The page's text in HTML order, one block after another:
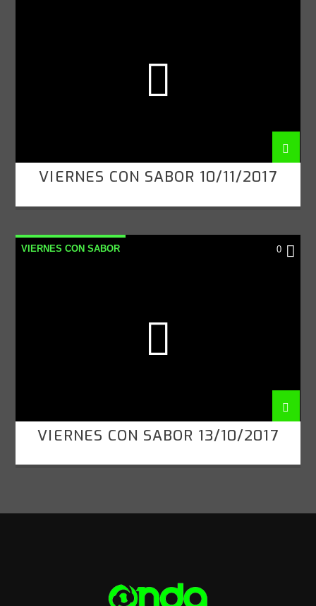
VIERNES CON SABOR 10/11/2017
VIERNES CON SABOR 0
VIERNES CON SABOR 13/10/2017